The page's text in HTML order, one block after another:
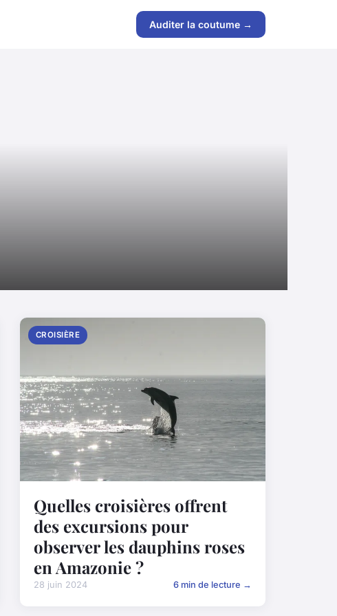
Auditer la coutume →
CROISIÈRE
Quelles croisières offrent
des excursions pour
observer les dauphins roses
en Amazonie ?
28 juin 2024 6 min de lecture →